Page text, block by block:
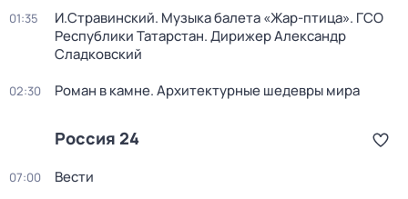
01:35
И.Стравинский. Музыка балета «Жар-птица». ГСО
Республики Татарстан. Дирижер Александр
Сладковский
02:30 Роман в камне. Архитектурные шедевры мира
Россия 24
07:00 Вести